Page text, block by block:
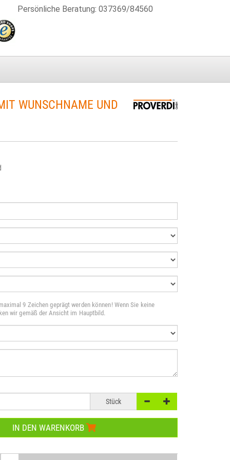
Persönliche Beratung: 037369/84560
WUNSCHNAME UND
9 Zeichen geprägt werden können! Wenn Sie keine
wir gemäß der Ansicht im Hauptbild.
Stück
IN DEN WARENKORB